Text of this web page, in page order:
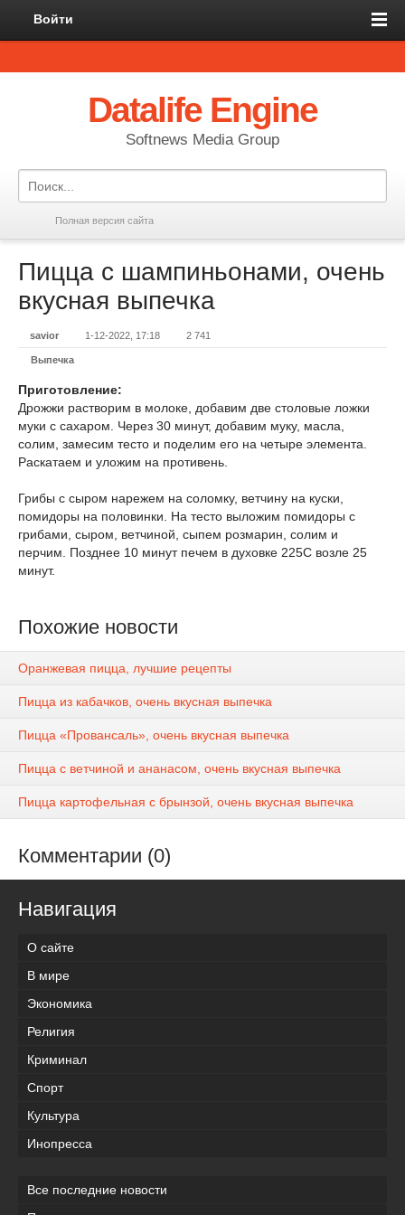
Войти
Datalife Engine
Softnews Media Group
Полная версия сайта
Пицца с шампиньонами, очень
вкусная выпечка
savior 1-12-2022, 17:18 2 741
Выпечка
Приготовление:
Дрожжи растворим в молоке, добавим две столовые ложки
муки с сахаром. Через 30 минут, добавим муку, масла,
солим, замесим тесто и поделим его на четыре элемента.
Раскатаем и уложим на противень.
Грибы с сыром нарежем на соломку, ветчину на куски,
помидоры на половинки. На тесто выложим помидоры с
грибами, сыром, ветчиной, сыпем розмарин, солим и
перчим. Позднее 10 минут печем в духовке 225С возле 25
минут.
Похожие новости
Оранжевая пицца, лучшие рецепты
Пицца из кабачков, очень вкусная выпечка
Пицца «Провансаль», очень вкусная выпечка
Пицца с ветчиной и ананасом, очень вкусная выпечка
Пицца картофельная с брынзой, очень вкусная выпечка
Комментарии (0)
Навигация
О сайте
В мире
Экономика
Религия
Криминал
Спорт
Культура
Инопресса
Все последние новости